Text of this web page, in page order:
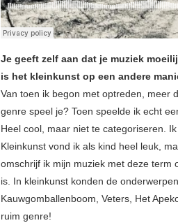
Je geeft zelf aan dat je muziek
is het kleinkunst op een andere
Van toen ik begon met optreden, meer
genre speel je? Toen speelde ik echt
Heel cool, maar niet te categoriseren.
Kleinkunst vond ik als kind heel leuk,
omschrijf ik mijn muziek met deze term
is. In kleinkunst konden de
Kauwgomballenboom, Veters, Het
ruim genre!